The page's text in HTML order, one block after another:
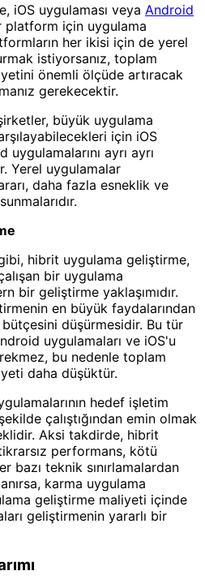
iOS uygulaması veya Android
için uygulama
her ikisi için de yerel
istiyorsanız, toplam
önemli ölçüde artıracak
gerekecektir.
büyük uygulama
için iOS
uygulamalarını ayrı ayrı
Yerel uygulamalar
daha fazla esneklik ve
gibi, hibrit uygulama geliştirme,
bir uygulama
bir geliştirme yaklaşımıdır.
en büyük faydalarından
düşürmesidir. Bu tür
uygulamaları ve iOS'u
bu nedenle toplam
daha düşüktür.
hedef işletim
çalıştığından emin olmak
Aksi takdirde, hibrit
performans, kötü
bazı teknik sınırlamalardan
karma uygulama
geliştirme maliyeti içinde
geliştirmenin yararlı bir